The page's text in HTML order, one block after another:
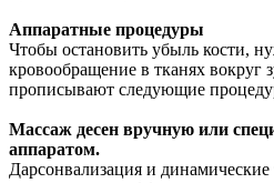
Аппаратные процедуры
Чтобы остановить убыль кости,
кровообращение в тканях вокруг
прописывают следующие
Массаж десен вручную или
аппаратом.
Дарсонвализация и